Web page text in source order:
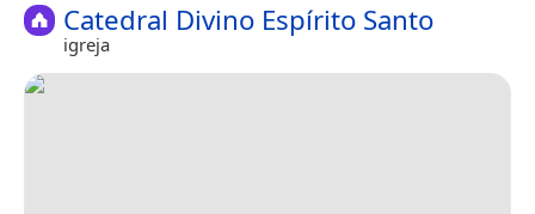
Catedral Divino Espírito Santo
igreja